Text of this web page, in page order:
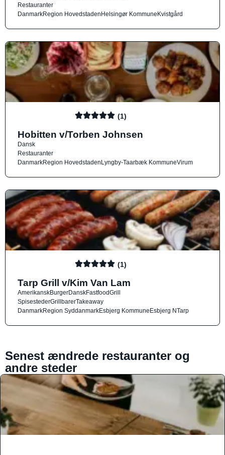
Restauranter
DanmarkRegion HovedstadenHelsingør KommuneKvistgård
(1)
Hobitten v/Torben Johnsen
Dansk
Restauranter
DanmarkRegion HovedstadenLyngby-Taarbæk KommuneVirum
(1)
Tarp Grill v/Kim Van Lam
AmerikanskBurgerDanskFastfoodGrill
SpisestederGrillbarerTakeaway
DanmarkRegion SyddanmarkEsbjerg KommuneEsbjerg NTarp
Senest ændrede restauranter og
andre steder